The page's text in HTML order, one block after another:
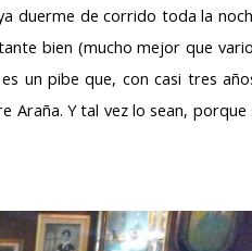
duerme de corrido toda la
bien (mucho mejor que
un pibe que, con casi tres
Araña. Y tal vez lo sean, porque